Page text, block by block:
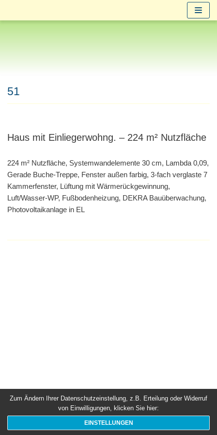
Inhalt
51
Haus mit Einliegerwohng. – 224 m² Nutzfläche
224 m² Nutzfläche, Systemwandelemente 30 cm, Lambda 0,09,
Gerade Buche-Treppe, Fenster außen farbig, 3-fach verglaste 7
Kammerfenster, Lüftung mit Wärmerückgewinnung,
Luft/Wasser-WP, Fußbodenheizung, DEKRA Bauüberwachung,
Photovoltaikanlage in EL
» Datenschutzerklärung » Impressum
Zum Ändern Ihrer Datenschutzeinstellung, z.B. Erteilung oder Widerruf
von Einwilligungen, klicken Sie hier:
EINSTELLUNGEN